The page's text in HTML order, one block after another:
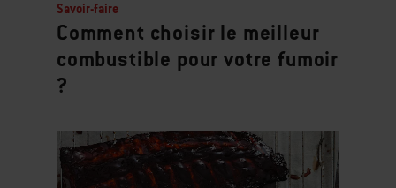
Savoir-faire
Comment choisir le meilleur
combustible pour votre fumoir
?